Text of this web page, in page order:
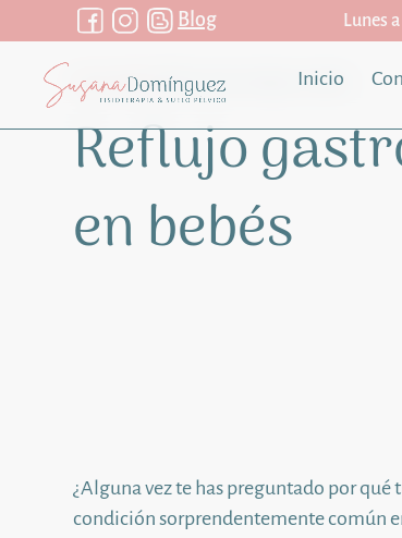
Blog Lunes
Inicio
Home / Salud/Reflujo gastroesofágico en bebés
Reflujo
en bebés
¿Alguna vez te has preguntado por qué
condición sorprendentemente común